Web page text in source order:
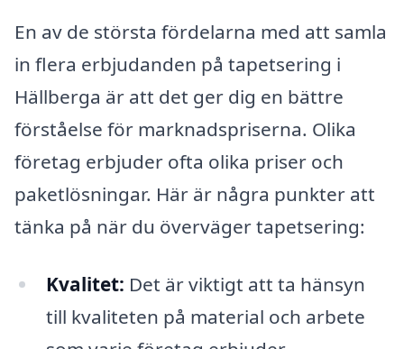
En av de största fördelarna med att samla
in flera erbjudanden på tapetsering i
Hällberga är att det ger dig en bättre
förståelse för marknadspriserna. Olika
företag erbjuder ofta olika priser och
paketlösningar. Här är några punkter att
tänka på när du överväger tapetsering:
Kvalitet: Det är viktigt att ta hänsyn
till kvaliteten på material och arbete